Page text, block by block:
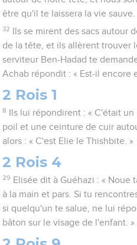
être qu'il te laissera la vie sauve.
32
Ils se mirent des sacs autour
de la tête, et ils allèrent trouver
serviteur Ben-Hadad te
Achab répondit : « Est-il encore
2 Rois 1
8
Ils lui répondirent : « C'était
poil et une ceinture de cuir
alors : « C'est Elie le Thishbite. »
2 Rois 4
29 Elisée dit à Guéhazi : « Noue
à la main et pars. Si tu
si quelqu'un te salue, ne lui
bâton sur le visage de l'enfant. »